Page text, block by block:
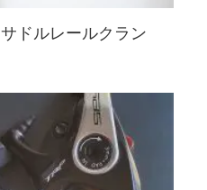
ドルレールクラン